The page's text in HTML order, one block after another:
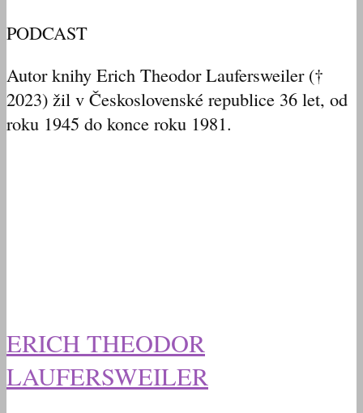
PODCAST
Autor knihy Erich Theodor Laufersweiler (†
2023) žil v Československé republice 36 let, od
roku 1945 do konce roku 1981.
ERICH THEODOR
LAUFERSWEILER